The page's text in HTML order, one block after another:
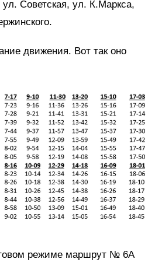
Советская, ул. К.Маркса,
движения. Вот так оно
режиме маршрут № 6А